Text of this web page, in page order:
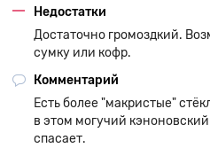
Недостатки
Достаточно громоздкий.
сумку или кофр.
Комментарий
Есть более "макристые"
в этом могучий
спасает.